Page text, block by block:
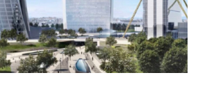
sobre ergonomía